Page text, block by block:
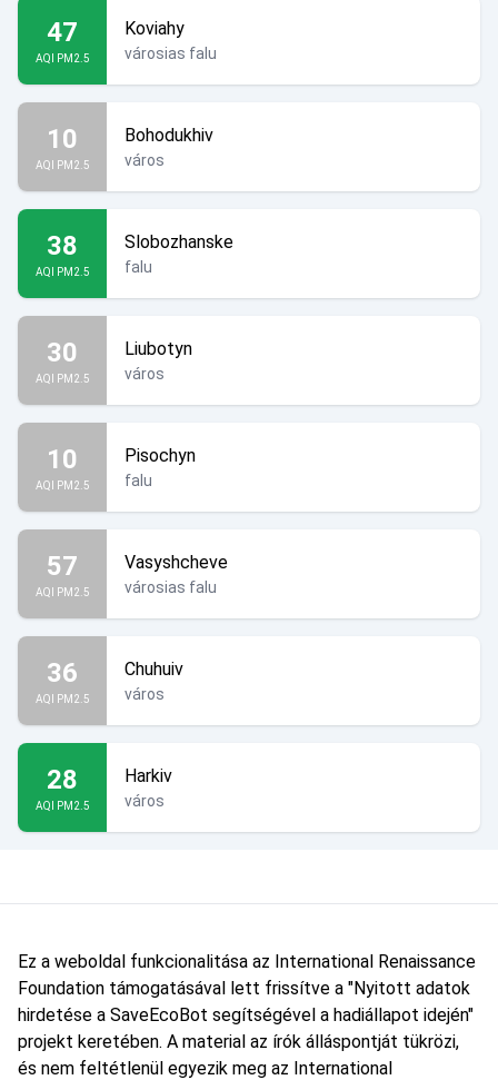
47
AQI PM2.5
Koviahy
városias falu
10
AQI PM2.5
Bohodukhiv
város
38
AQI PM2.5
Slobozhanske
falu
30
AQI PM2.5
Liubotyn
város
10
AQI PM2.5
Pisochyn
falu
57
AQI PM2.5
Vasyshcheve
városias falu
36
AQI PM2.5
Chuhuiv
város
28
AQI PM2.5
Harkiv
város
Ez a weboldal funkcionalitása az International Renaissance
Foundation támogatásával lett frissítve a "Nyitott adatok
hirdetése a SaveEcoBot segítségével a hadiállapot idején"
projekt keretében. A material az írók álláspontját tükrözi,
és nem feltétlenül egyezik meg az International